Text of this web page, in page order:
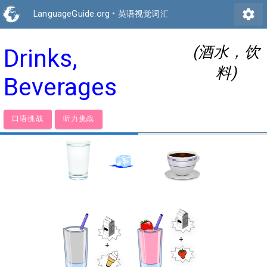
LanguageGuide.org • 英语视觉词汇 settings
Drinks,
Beverages
(酒水，饮
料)
口语挑战 听力挑战